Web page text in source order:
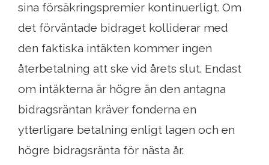
sina försäkringspremier kontinuerligt. Om
det förväntade bidraget kolliderar med
den faktiska intäkten kommer ingen
återbetalning att ske vid årets slut. Endast
om intäkterna är högre än den antagna
bidragsräntan kräver fonderna en
ytterligare betalning enligt lagen och en
högre bidragsränta för nästa år.